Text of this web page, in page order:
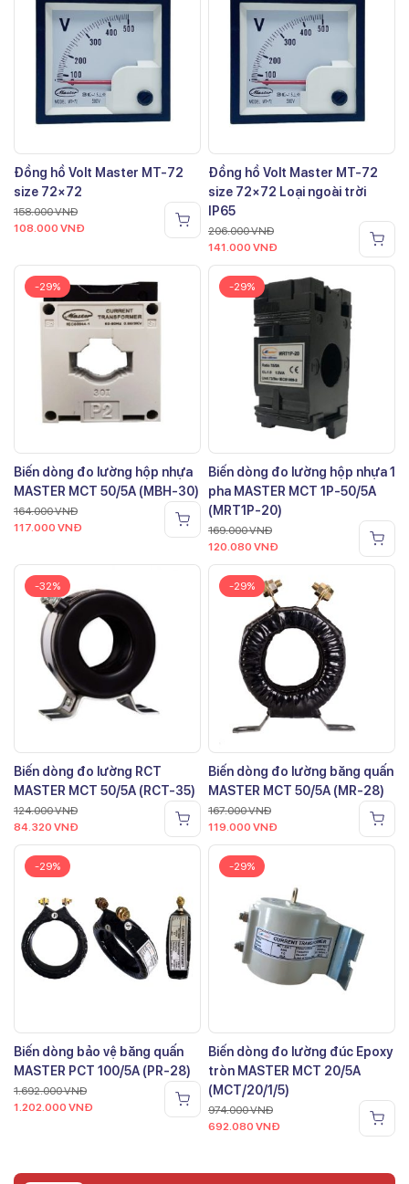
Đồng hồ Volt Master MT-72
size 72×72
158.000VNĐ
108.000 VNĐ
Đồng hồ Volt Master MT-72
size 72×72 Loại ngoài trời
IP65
206.000VNĐ
141.000 VNĐ
-29%
Biến dòng đo lường hộp nhựa
MASTER MCT 50/5A (MBH-30)
164.000VNĐ
117.000 VNĐ
-29%
Biến dòng đo lường hộp nhựa 1
pha MASTER MCT 1P-50/5A
(MRT1P-20)
169.000VNĐ
120.080 VNĐ
-32%
Biến dòng đo lường RCT
MASTER MCT 50/5A (RCT-35)
124.000VNĐ
84.320 VNĐ
-29%
Biến dòng đo lường băng quấn
MASTER MCT 50/5A (MR-28)
167.000VNĐ
119.000 VNĐ
-29%
Biến dòng bảo vệ băng quấn
MASTER PCT 100/5A (PR-28)
1.692.000VNĐ
1.202.000 VNĐ
-29%
Biến dòng đo lường đúc Epoxy
tròn MASTER MCT 20/5A
(MCT/20/1/5)
974.000VNĐ
692.080 VNĐ